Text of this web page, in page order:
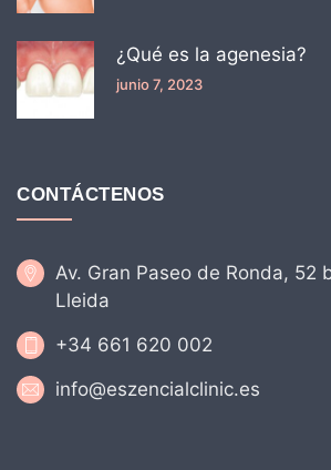
¿Qué es la agenesia?
junio 7, 2023
CONTÁCTENOS
Av. Gran Paseo de Ronda, 52
Lleida
+34 661 620 002
info@eszencialclinic.es